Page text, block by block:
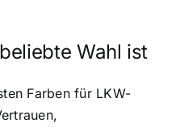
Wahl ist
Farben für LKW-